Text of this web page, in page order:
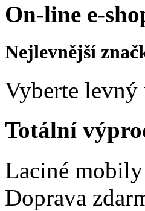
On-line e-
Nejlevnější
Vyberte levný
Totální
Laciné
Doprava